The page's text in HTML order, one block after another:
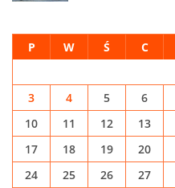
P W Ś C
3
4 5 6
10
11 12 13
17
18 19 20
24
25 26 27